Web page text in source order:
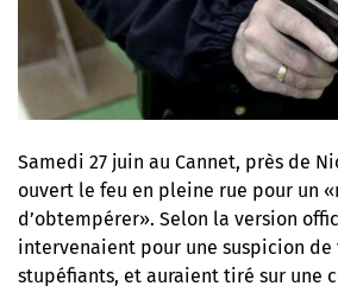
Samedi 27 juin au Cannet, près de
ouvert le feu en pleine rue pour un
d’obtempérer». Selon la version
intervenaient pour une suspicion de
stupéfiants, et auraient tiré sur une